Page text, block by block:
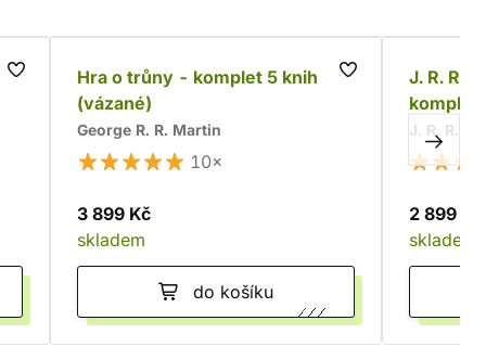
Hra o trůny - komplet 5 knih
(vázané)
George R. R. Martin
10×
3 899 Kč
skladem
do košíku
J. R. R.
komplet
J. R. R.
2 899 Kč
skladem